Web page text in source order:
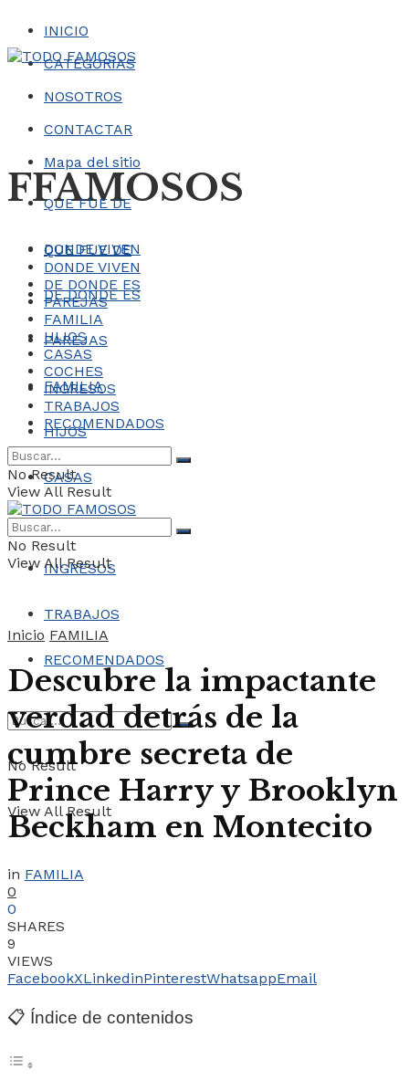
INICIO
CATEGORÍAS
NOSOTROS
CONTACTAR
Mapa del sitio
FFAMOSOS
QUE FUE DE
DONDE VIVEN
DE DONDE ES
PAREJAS
FAMILIA
HIJOS
CASAS
COCHES
INGRESOS
TRABAJOS
RECOMENDADOS
No Result
View All Result
QUE FUE DE
DONDE VIVEN
DE DONDE ES
PAREJAS
FAMILIA
HIJOS
CASAS
COCHES
INGRESOS
TRABAJOS
RECOMENDADOS
No Result
View All Result
No Result
View All Result
Inicio FAMILIA
Descubre la impactante
verdad detrás de la
cumbre secreta de
Prince Harry y Brooklyn
Beckham en Montecito
in FAMILIA
0
0
SHARES
9
VIEWS
FacebookXLinkedinPinterestWhatsappEmail
📋 Índice de contenidos